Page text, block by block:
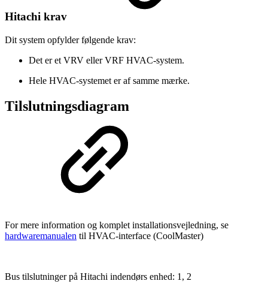
Hitachi krav
Dit system opfylder følgende krav:
Det er et VRV eller VRF HVAC-system.
Hele HVAC-systemet er af samme mærke.
Tilslutningsdiagram
For mere information og komplet installationsvejledning, se
hardwaremanualen til HVAC-interface (CoolMaster)
Bus tilslutninger på Hitachi indendørs enhed: 1, 2